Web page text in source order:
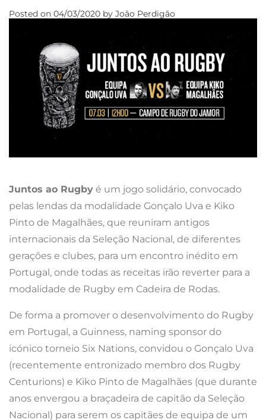
Posted on 04/03/2020 by João Perdigão
Juntos ao Rugby é um jogo solidário, convocado
pelas lendas da modalidade Gonçalo Uva e Kiko
Pinto de Magalhães, que reuniram antigos
internacionais da Seleção Nacional, de diferentes
gerações e clubes, para um encontro inédito em
Portugal, onde todas as receitas irão reverter para a
modalidade de Rugby em Cadeira de Rodas.
De forma a promover o desenvolvimento do Rugby
em Portugal, a Guinness, naming sponsor do
icónico torneio Six Nations, convidou o Gonçalo Uva
(recentemente entronizado membro dos Rugby
Centurions) e Kiko Pinto de Magalhães (que durante
anos envergou a braçadeira de capitão da Seleção
Nacional) para serem os capitães de equipa de um